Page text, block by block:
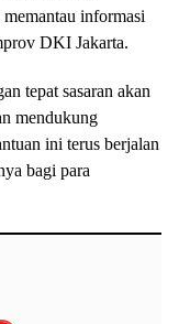
informasi
DKI Jakarta.
tepat sasaran akan
mendukung
ini terus berjalan
bagi para